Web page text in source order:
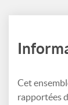
Cet
rapportées